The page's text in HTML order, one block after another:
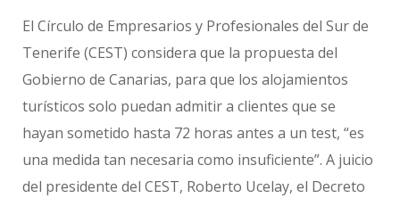
El Círculo de Empresarios y Profesionales del Sur de
Tenerife (CEST) considera que la propuesta del
Gobierno de Canarias, para que los alojamientos
turísticos solo puedan admitir a clientes que se
hayan sometido hasta 72 horas antes a un test, “es
una medida tan necesaria como insuficiente”. A juicio
del presidente del CEST, Roberto Ucelay, el Decreto